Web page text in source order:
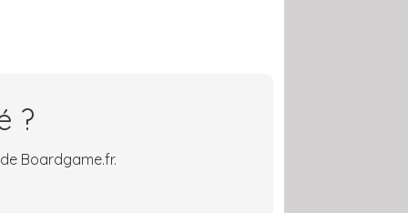
?
Boardgame.fr.